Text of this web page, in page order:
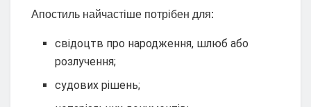
Апостиль найчастіше потрібен для:
свідоцтв про народження, шлюб або
розлучення;
судових рішень;